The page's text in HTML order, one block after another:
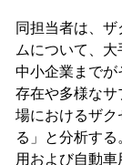
同担当者は、
ムについて、
中小企業まで
存在や多様な
場におけるザク
る」と分析す
用および自動